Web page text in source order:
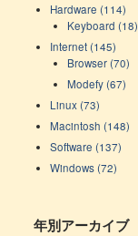
Hardware (114)
Keyboard (18)
Internet (145)
Browser (70)
Modefy (67)
Linux (73)
Macintosh (148)
Software (137)
Windows (72)
年別アーカイブ